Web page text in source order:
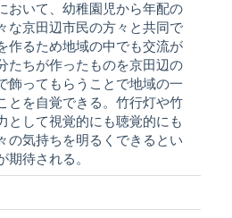
おいて、幼稚園児から年配の
な京田辺市民の方々と共同で
作るため地域の中でも交流が
たちが作ったものを京田辺の
飾ってもらうことで地域の一
とを自覚できる。竹行灯や竹
として視覚的にも聴覚的にも
の気持ちを明るくできるとい
期待される。